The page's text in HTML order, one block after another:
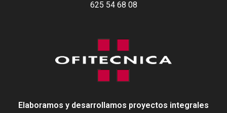
625 54 68 08
Elaboramos y desarrollamos proyectos integrales